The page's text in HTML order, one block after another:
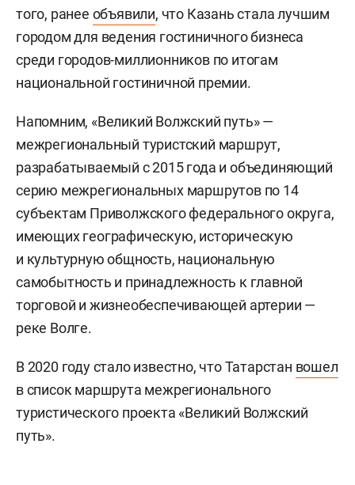
того, ранее объявили, что Казань стала лучшим
городом для ведения гостиничного бизнеса
среди городов-миллионников по итогам
национальной гостиничной премии.
Напомним, «Великий Волжский путь» —
межрегиональный туристский маршрут,
разрабатываемый с 2015 года и объединяющий
серию межрегиональных маршрутов по 14
субъектам Приволжского федерального округа,
имеющих географическую, историческую
и культурную общность, национальную
самобытность и принадлежность к главной
торговой и жизнеобеспечивающей артерии —
реке Волге.
В 2020 году стало известно, что Татарстан вошел
в список маршрута межрегионального
туристического проекта «Великий Волжский
путь».